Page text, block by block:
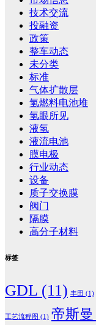
技术交流
投融资
政策
整车动态
未分类
标准
气体扩散层
氢燃料电池堆
氢眼所见
液氢
液流电池
膜电极
行业动态
设备
质子交换膜
阀门
隔膜
高分子材料
标签
GDL (11) 丰田 (1)
工艺流程图 (1) 帝斯曼